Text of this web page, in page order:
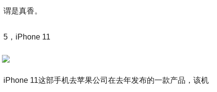
谓是真香。
5，iPhone 11
iPhone 11这部手机去苹果公司在去年发布的一款产品，该机